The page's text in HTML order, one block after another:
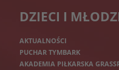
DZIECI I
AKTUALNOŚCI
PUCHAR TYMBARK
AKADEMIA PIŁKARSKA